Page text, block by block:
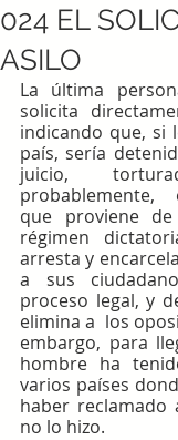
024 EL
ASILO
La última
solicita
indicando que, si
país, sería
juicio,
probablemente,
que proviene
régimen
arresta y
a sus
proceso legal, y
elimina a  los
embargo, para
hombre ha
varios países
haber reclamado
no lo hizo.